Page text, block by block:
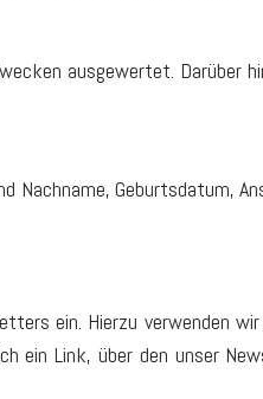
ausgewertet. Darüber
Nachname, Geburtsdatum,
ein. Hierzu verwenden
ein Link, über den unser